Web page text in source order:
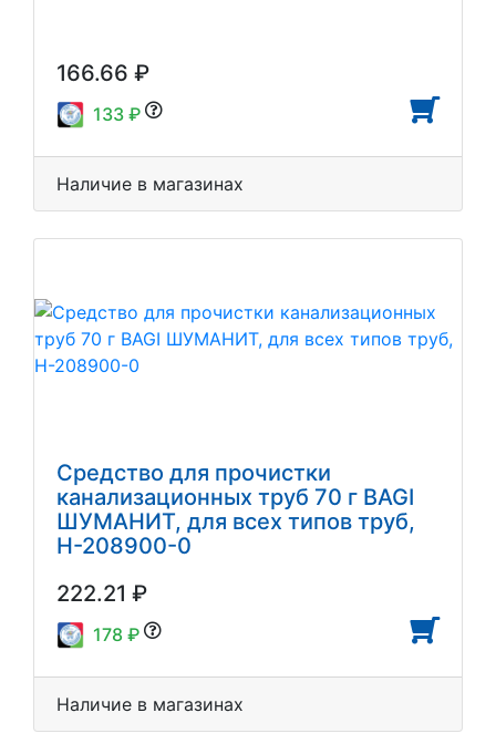
166.66 ₽
133 ₽
Наличие в магазинах
Средство для прочистки
канализационных труб 70 г BAGI
ШУМАНИТ, для всех типов труб,
H-208900-0
222.21 ₽
178 ₽
Наличие в магазинах